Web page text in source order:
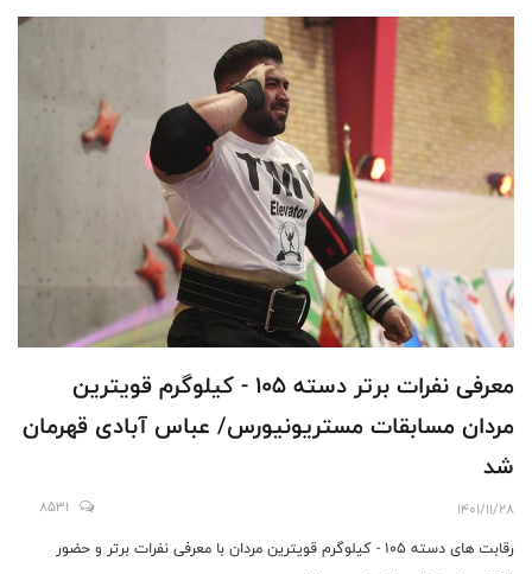
معرفی نفرات برتر دسته 105 - کیلوگرم قویترین
مردان مسابقات مستریونیورس/ عباس آبادى قهرمان
شد
1401/11/28
8531
رقابت های دسته 105 - کیلوگرم قویترین مردان با معرفی نفرات برتر و حضور